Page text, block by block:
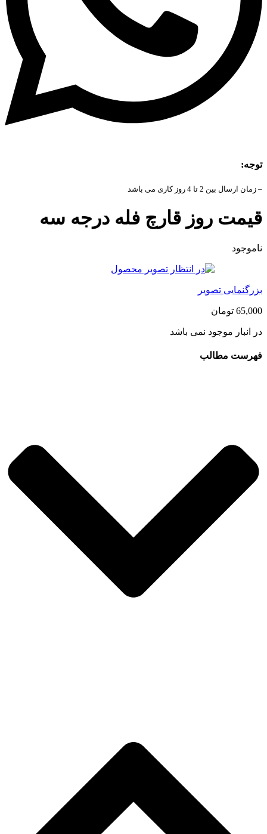
توجه:
– زمان ارسال بین 2 تا 4 روز کاری می باشد
قیمت روز قارچ فله درجه سه
ناموجود
بزرگنمایی تصویر
65,000 تومان
در انبار موجود نمی باشد
فهرست مطالب